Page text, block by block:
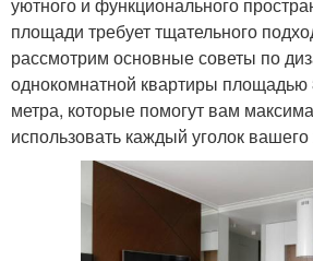
площади требует тщательного
рассмотрим основные советы по
однокомнатной квартиры площадью
метра, которые помогут вам
использовать каждый уголок